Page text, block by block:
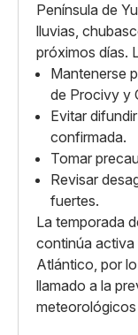
Península de
lluvias,
próximos días.
Mantenerse
de Procivy y
Evitar
confirmada.
Tomar
Revisar
fuertes.
La temporada
continúa
Atlántico, por
llamado a la